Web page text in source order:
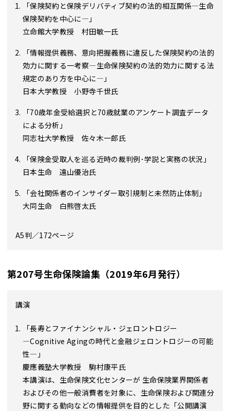
「保険契約と保険デリバティブ契約の法的相互関係―生命
保険契約を中心に―」
立命館大学教授 村田敏一氏
「情報提供義務、意向把握義務に違反した保険契約の法的
効力に関する一考察―生命保険契約の法的効力に関する法
規定のあり方を中心に―」
日本大学教授 小野寺千世氏
「70歳年金受給選択と70歳就業のアンケート調査データ
による分析」
同志社大学教授 佐々木一郎氏
「保険金受取人を巡る近時の裁判例･学説と実務の状況」
日本生命 遠山優治氏
「会社関係者のインサイダー取引規制と未然防止体制」
大同生命 白熊啓太氏
A5判／172ページ
第207号生命保険論集（2019年6月発行）
講演
「長寿とファイナンシャル・ジェロントロジー
―Cognitive Agingの時代と金融ジェロントロジーの可能
性―」
慶應義塾大学教授 駒村康平氏
本講演は、生命保険文化センターが 生命保険業界関係者
およびその他一般消費者を対象に、生命保険および関連分
野に関する動向などの情報提供を目的とした「公開講演